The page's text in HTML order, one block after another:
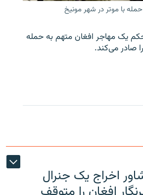
با موتر در شهر مونیخ
یک مهاجر افغان متهم به حمله
صادر می‌کند.
اخراج یک جنرال